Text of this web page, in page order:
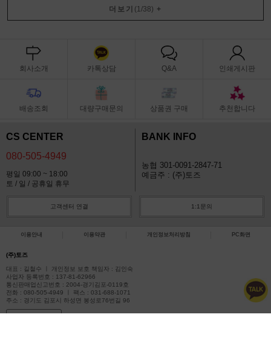
더보기 (1/38) +
회사소개 카톡상담 Q&A 인쇄게시판
배송조회 대량구매문의 상품권 구매 추천합니다
CS CENTER
080-505-4949
평일 09:00 ~ 18:00
토 / 일 / 공휴일 휴무
BANK INFO
농협 301-0091-2847-71
예금주 : (주)토즈
고객센터 연결 1:1문의
이용안내 이용약관 개인정보처리방침 PC화면
(주)토즈
대표 : 길철수 ㅣ 개인정보 보호 책임자 : 김인숙
사업자 등록번호 : 137-81-62966
통신판매업신고번호 : 2004-경기김포-0119호
전화 : 080-505-4949 ㅣ 팩스 : 031-688-1071
주소 : 경기도 김포시 하성면 봉성로76번길 96